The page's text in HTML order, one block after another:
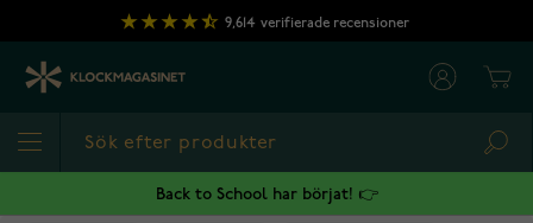
Hoppa till innehållet
9,614 verifierade recensioner
Back to School har börjat! 👉